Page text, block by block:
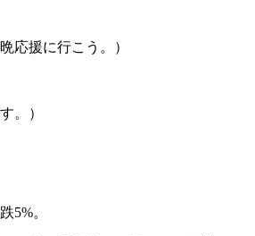
応援に行こう。）
。）
5%。